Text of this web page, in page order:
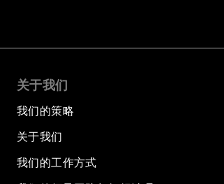
关于我们
我们的策略
关于我们
我们的工作方式